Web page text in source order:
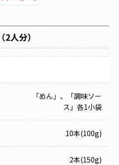
2人分）
「めん」、「調味ソー
ス」各1小袋
10本(100g)
2本(150g)